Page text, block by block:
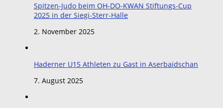
Spitzen-Judo beim OH-DO-KWAN Stiftungs-Cup
2025 in der Siegi-Sterr-Halle
2. November 2025
Haderner U15 Athleten zu Gast in Aserbaidschan
7. August 2025